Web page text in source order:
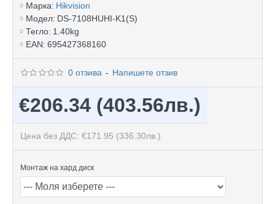
Марка: Hikvision
Модел: DS-7108HUHI-K1(S)
Тегло: 1.40kg
EAN: 695427368160
0 отзива - Напишете отзив
€206.34 (403.56лв.)
Цена без ДДС: €171.95 (336.30лв.)
Монтаж на хард диск